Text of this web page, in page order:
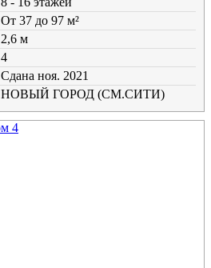
От 37 до 97 м²
2,6 м
4
Cдана ноя. 2021
НОВЫЙ ГОРОД (СМ.СИТИ)